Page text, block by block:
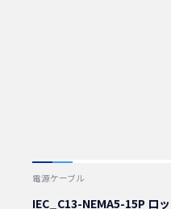
電源ケーブル
IEC_C13-NEMA5-15P ロ